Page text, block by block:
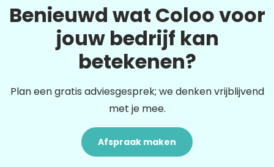
Benieuwd wat Coloo voor
jouw bedrijf kan
betekenen?
Plan een gratis adviesgesprek; we denken vrijblijvend
met je mee.
Afspraak maken